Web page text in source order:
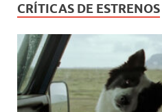
CRÍTICAS DE ESTRENOS